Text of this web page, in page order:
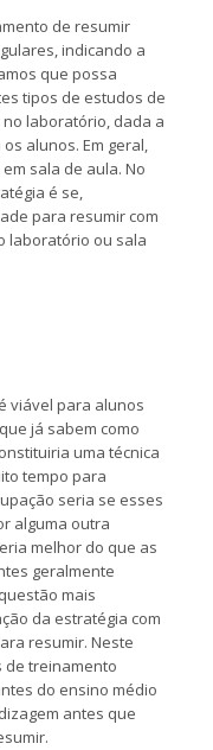
de resumir
indicando a
que possa
tipos de estudos de
laboratório, dada a
alunos. Em geral,
sala de aula. No
é se,
para resumir com
laboratório ou sala
viável para alunos
já sabem como
uma técnica
tempo para
seria se esses
alguma outra
melhor do que as
geralmente
mais
da estratégia com
resumir. Neste
de treinamento
do ensino médio
antes que